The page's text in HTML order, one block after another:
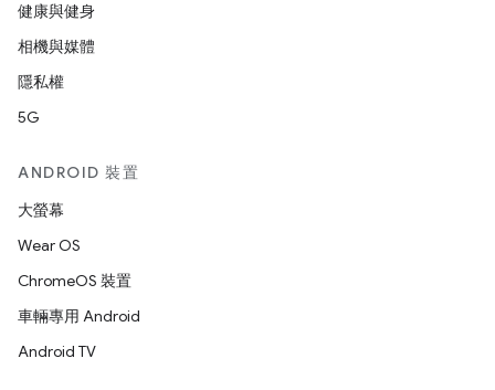
健康與健身
相機與媒體
隱私權
5G
ANDROID 裝置
大螢幕
Wear OS
ChromeOS 裝置
車輛專用 Android
Android TV